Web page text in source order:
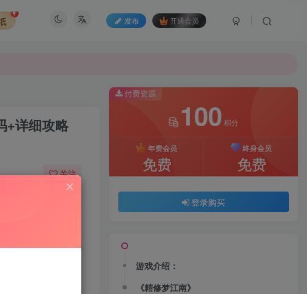
发布 开通会员
+详细攻略
关注
付费资源
100 积分
年费会员
免费
终身会员
免费
登录购买
游戏介绍：
《精修梦江南》